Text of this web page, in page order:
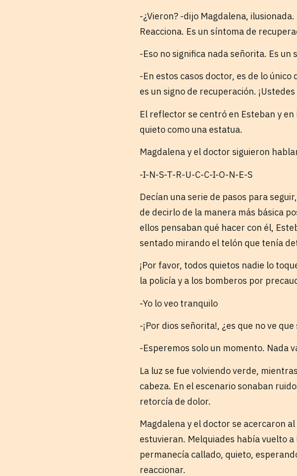
-¿Vieron? -dijo Magdalena,
Reacciona. Es un síntoma de
-Eso no significa nada señorita. Es
-En estos casos doctor, es de lo
es un signo de recuperación.
El reflector se centró en Esteban y
quieto como una estatua.
Magdalena y el doctor siguieron
-I-N-S-T-R-U-C-C-I-O-N-E-S
Decían una serie de pasos para
de decirlo de la manera más básica
ellos pensaban qué hacer con él,
sentado mirando el telón que tenía
¡Por favor, todos quietos nadie lo
la policía y a los bomberos por
-Yo lo veo tranquilo
-¡Por dios señorita!, ¿es que no ve
-Esperemos solo un momento. Nada
La luz se fue volviendo verde,
cabeza. En el escenario sonaban
retorcía de dolor.
Magdalena y el doctor se acercaron
estuvieran. Melquiades había vuelto
permanecía callado, quieto,
reaccionar.